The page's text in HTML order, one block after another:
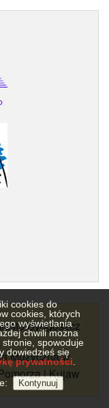
Bydgoszcz
Muzyczna w
i Kujaw
cookies do
cookies, których
wyświetlania
chwili można
spowoduje
dowiedzieś się
prywatności